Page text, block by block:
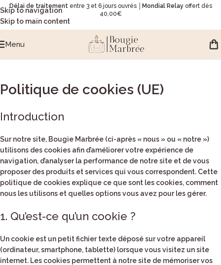
Skip to navigation
Skip to main content
Délai de traitemententre 3 et 6 jours ouvrés │ Mondial Relayoffert dès
40,00€
Menu
Politique de cookies (UE)
Introduction
Sur notre site, Bougie Marbrée (ci-après « nous » ou « notre »)
utilisons des cookies afin d’améliorer votre expérience de
navigation, d’analyser la performance de notre site et de vous
proposer des produits et services qui vous correspondent. Cette
politique de cookies explique ce que sont les cookies, comment
nous les utilisons et quelles options vous avez pour les gérer.
1. Qu’est-ce qu’un cookie ?
Un cookie est un petit fichier texte déposé sur votre appareil
(ordinateur, smartphone, tablette) lorsque vous visitez un site
internet. Les cookies permettent à notre site de mémoriser vos